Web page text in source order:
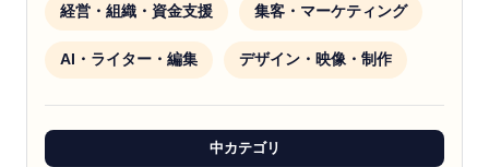
経営・組織・資金支援 集客・マーケティング
AI・ライター・編集 デザイン・映像・制作
中カテゴリ